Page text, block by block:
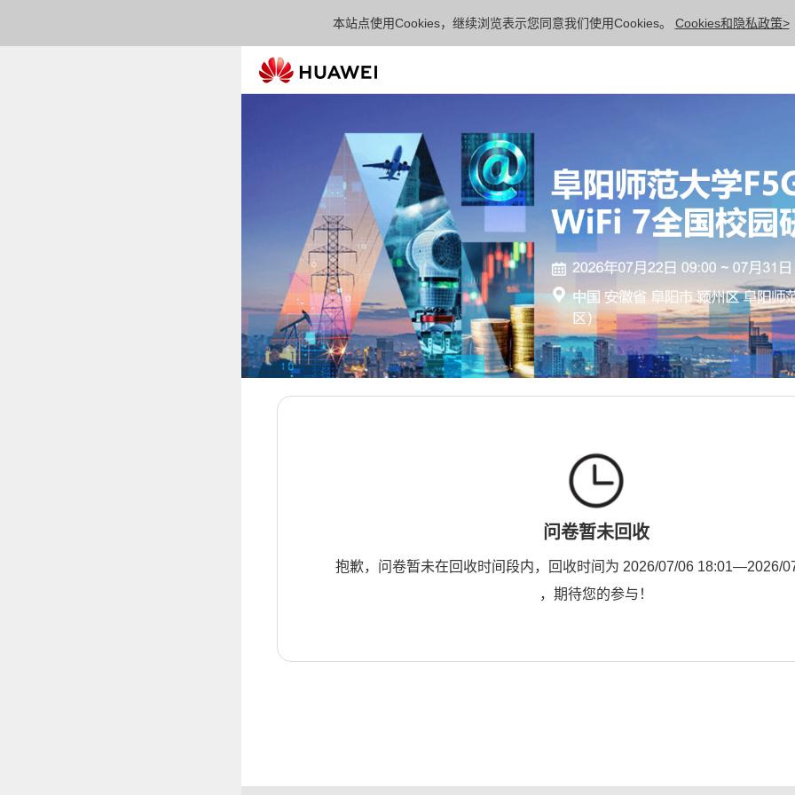
本站点使用Cookies，继续浏览表示您同意我们使用Cookies。 Cookies和隐私政策>
问卷暂未回收
抱歉，问卷暂未在回收时间段内，回收时间为 2026/07/06 18:01—2026/
，期待您的参与！